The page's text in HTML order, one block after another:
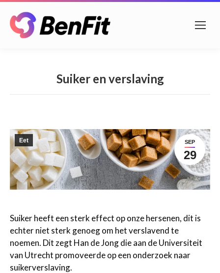
Suiker en verslaving
SEP
29
Eet
Suiker heeft een sterk effect op onze hersenen, dit is
echter niet sterk genoeg om het verslavend te
noemen. Dit zegt Han de Jong die aan de Universiteit
van Utrecht promoveerde op een onderzoek naar
suikerverslaving.